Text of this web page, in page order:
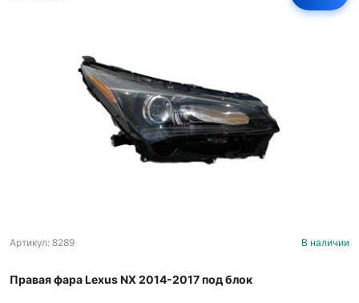
Артикул: 8289 В наличии
Правая фара Lexus NX 2014-2017 под блок